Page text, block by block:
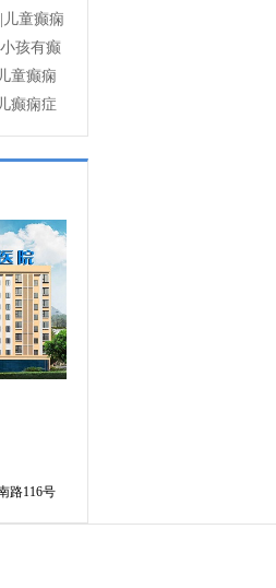
童癫痫
孩有癫
童癫痫
癫痫症
路116号